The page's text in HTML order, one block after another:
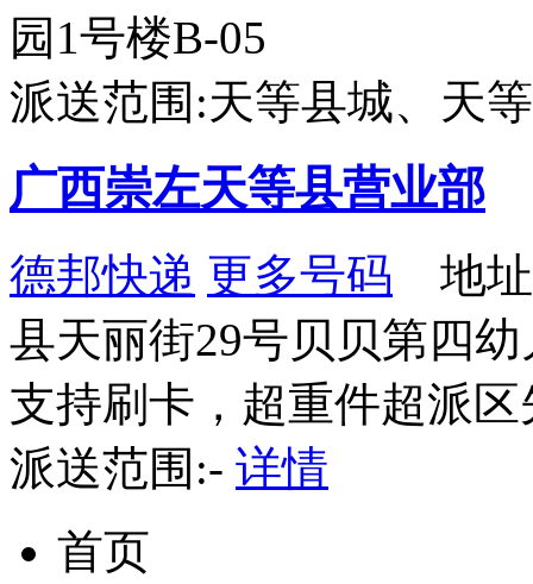
园1号楼B-05
派送范围:天等县城、天
广西崇左天等县营业部
德邦快递 更多号码 地址
县天丽街29号贝贝第四
支持刷卡，超重件超派
派送范围:- 详情
首页